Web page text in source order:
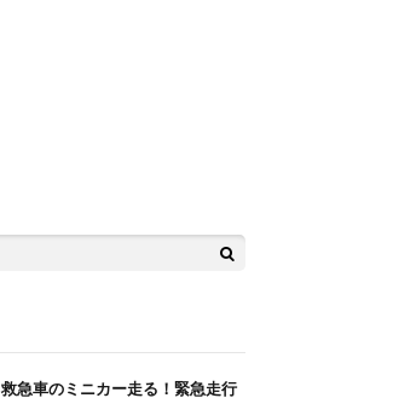
救急車のミニカー走る！緊急走行